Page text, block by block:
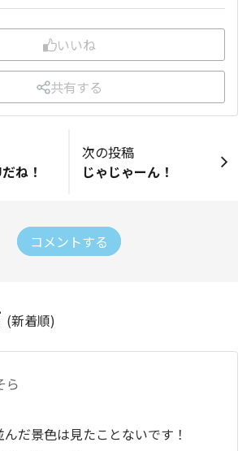
いいね
共有する
ね！
次の投稿
じゃじゃーん！
コメントする
(新着順)
ら
だ景色は見たことないです！